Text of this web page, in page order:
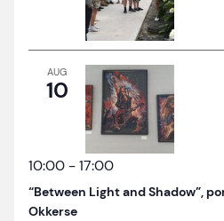
AUG
10
10:00 -17:00
“Between Light and Shadow”,
Okkerse